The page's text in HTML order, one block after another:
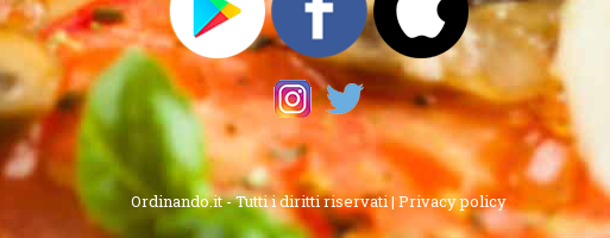
Ordinando.it - Tutti i diritti riservati | Privacy policy